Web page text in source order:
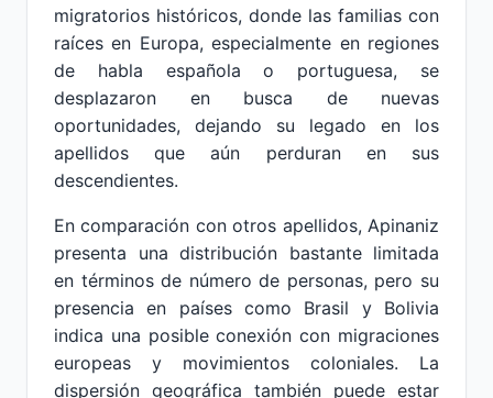
migratorios históricos, donde las familias con
raíces en Europa, especialmente en regiones
de habla española o portuguesa, se
desplazaron en busca de nuevas
oportunidades, dejando su legado en los
apellidos que aún perduran en sus
descendientes.
En comparación con otros apellidos, Apinaniz
presenta una distribución bastante limitada
en términos de número de personas, pero su
presencia en países como Brasil y Bolivia
indica una posible conexión con migraciones
europeas y movimientos coloniales. La
dispersión geográfica también puede estar